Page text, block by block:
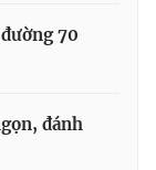
có sự chấp
phát hành lại
70
đánh